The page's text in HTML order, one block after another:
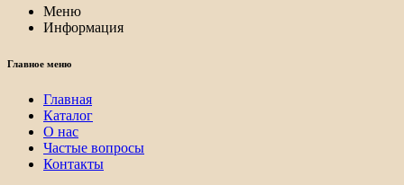
Меню
Информация
Главное меню
Главная
Каталог
О нас
Частые вопросы
Контакты